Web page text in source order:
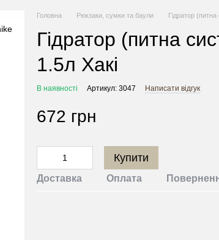
Головна Рюкзаки, сумки та баули Гідратор
Гідратор (питна
1.5л Хакі
В наявності Артикул: 3047 Написати відгук
672 грн
Купити
Доставка Оплата